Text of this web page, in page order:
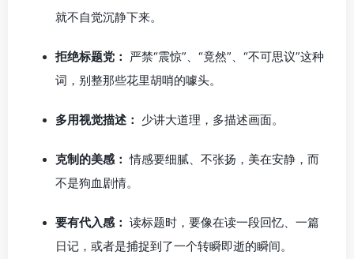
就不自觉沉静下来。
拒绝标题党： 严禁“震惊”、“竟然”、“不可思议”这种
词，别整那些花里胡哨的噱头。
多用视觉描述： 少讲大道理，多描述画面。
克制的美感： 情感要细腻、不张扬，美在安静，而
不是狗血剧情。
要有代入感： 读标题时，要像在读一段回忆、一篇
日记，或者是捕捉到了一个转瞬即逝的瞬间。